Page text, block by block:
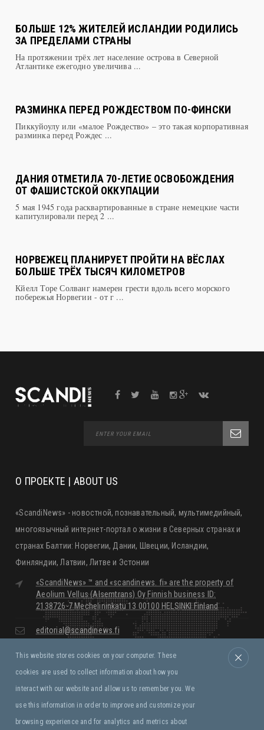
БОЛЬШЕ 12% ЖИТЕЛЕЙ ИСЛАНДИИ РОДИЛИСЬ
ЗА ПРЕДЕЛАМИ СТРАНЫ
На протяжении трёх лет население острова в Северной
РАЗМИНКА ПЕРЕД РОЖДЕСТВОМ ПО-ФИНСКИ
Пиккуйоулу или «малое Рождество» – это такая корпоративная
ДАНИЯ ОТМЕТИЛА 70-ЛЕТИЕ ОСВОБОЖДЕНИЯ
ОТ ФАШИСТCКОЙ ОККУПАЦИИ
5 мая 1945 года расквартированные в стране немецкие части
НОРВЕЖЕЦ ПЛАНИРУЕТ ПРОЙТИ НА ВЁСЛАХ
БОЛЬШЕ ТРЁХ ТЫСЯЧ КИЛОМЕТРОВ
Кйелл Торе Солванг намерен грести вдоль всего морского
«ScandiNews» - новостной, познавательный, мультимедийный,
многоязычный интернет-портал о жизни в Северных странах и
странах Балтии: Норвегии, Дании, Швеции, Исландии,
Финляндии, Латвии, Литве и Эстонии
«ScandiNews» ™ and «scandinews. fi» are the property of
Aeolium Vellus (Alsemtrans) Oy Finnish business ID:
2138726-7 Mechelininkatu 13 00100 HELSINKI Finland
Monday - Friday:09:00 - 18:00
Saturday, Sunday:
Closed
Правила и условия
This website stores cookies on your computer. These
cookies are used to collect information about how you
interact with our website and allow us to remember you. We
use this information in order to improve and customize your
browsing experience and for analytics and metrics about